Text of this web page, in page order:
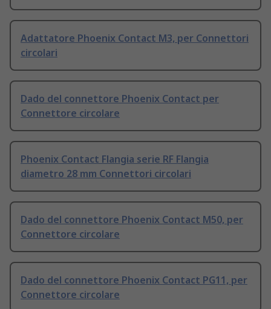
Adattatore Phoenix Contact M3, per Connettori
circolari
Dado del connettore Phoenix Contact per
Connettore circolare
Phoenix Contact Flangia serie RF Flangia
diametro 28 mm Connettori circolari
Dado del connettore Phoenix Contact M50, per
Connettore circolare
Dado del connettore Phoenix Contact PG11, per
Connettore circolare